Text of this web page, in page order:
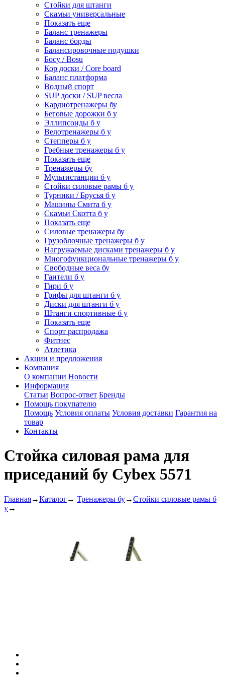
Стойки для штанги
Скамьи универсальные
Показать еще
Баланс тренажеры
Баланс борды
Балансировочные подушки
Босу / Bosu
Кор доски / Core board
Баланс платформа
Водный спорт
SUP доски / SUP весла
Кардиотренажеры бу
Беговые дорожки б у
Эллипсоиды б у
Велотренажеры б у
Степперы б у
Гребные тренажеры б у
Показать еще
Тренажеры бу
Мультистанции б у
Стойки силовые рамы б у
Турники / Брусья б у
Машины Смита б у
Скамьи Скотта б у
Показать еще
Силовые тренажеры бу
Грузоблочные тренажеры б у
Нагружаемые дисками тренажеры б у
Многофункциональные тренажеры б у
Свободные веса бу
Гантели б у
Гири б у
Грифы для штанги б у
Диски для штанги б у
Штанги спортивные б у
Показать еще
Спорт распродажа
Фитнес
Атлетика
Акции и предложения
Компания
О компании Новости
Информация
Статьи Вопрос-ответ Бренды
Помощь покупателю
Помощь Условия оплаты Условия доставки Гарантия на
товар
Контакты
Стойка силовая рама для
приседаний бу Cybex 5571
Главная→Каталог→ Тренажеры бу→Стойки силовые рамы б
у→